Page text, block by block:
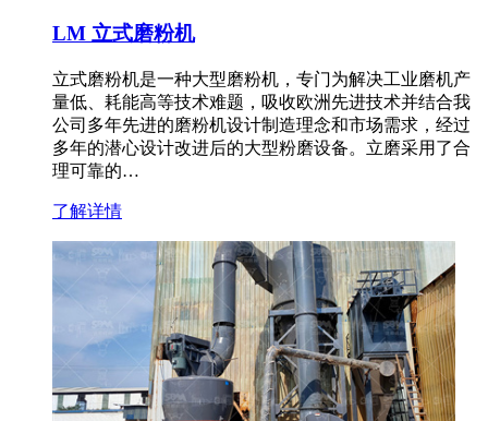
LM 立式磨粉机
立式磨粉机是一种大型磨粉机，专门为解决工业磨机产
量低、耗能高等技术难题，吸收欧洲先进技术并结合我
公司多年先进的磨粉机设计制造理念和市场需求，经过
多年的潜心设计改进后的大型粉磨设备。立磨采用了合
理可靠的…
了解详情